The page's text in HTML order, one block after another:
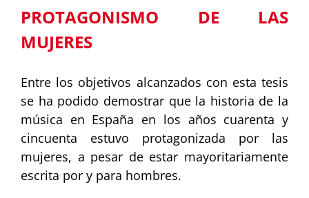
PROTAGONISMO DE LAS
MUJERES
Entre los objetivos alcanzados con esta tesis
se ha podido demostrar que la historia de la
música en España en los años cuarenta y
cincuenta estuvo protagonizada por las
mujeres, a pesar de estar mayoritariamente
escrita por y para hombres.